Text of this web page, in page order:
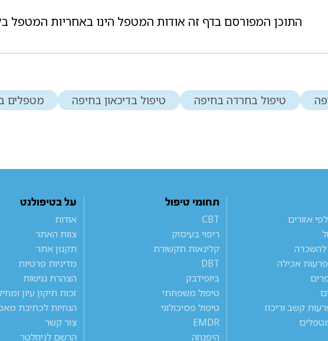
התוכן המפורסם בדף זה אודות המטפל הינו באחריות המטפל
טיפול בחרדה בחיפה טיפול בדיכאון בחיפה מטפלים
אזורים
להשכרה
אכילה
קשב וריכוז
תחומי טיפול
CBT
ריפוי בעיסוק
קלינאות תקשורת
DBT
ביופידבק
טיפול משפחתי
טיפול פסיכולוגי
EMDR
היפנוזה
על בטיפולנט
אודות
צוות האתר
תקנון אתר
מדיניות פרטיות
הצהרת נגישות
זכות תיקון עיון
הנחיות לכתיבת
צור קשר
הרשם לניוזלטר